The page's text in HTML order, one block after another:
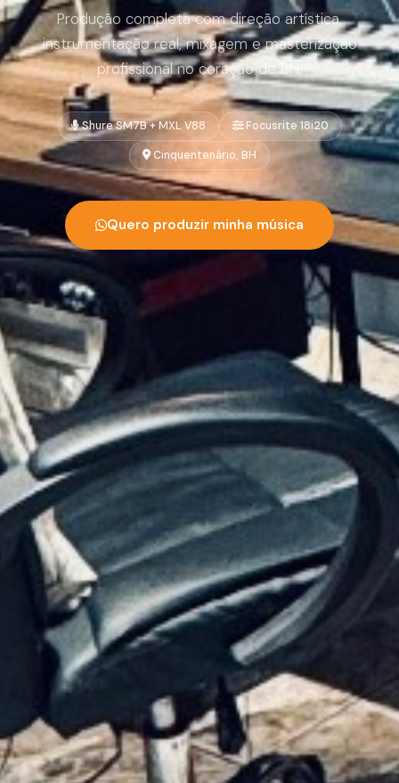
Produção completa com direção artística,
instrumentação real, mixagem e masterização
profissional no coração de BH.
Shure SM7B + MXL V88 Focusrite 18i20
Cinquentenário, BH
Quero produzir minha música